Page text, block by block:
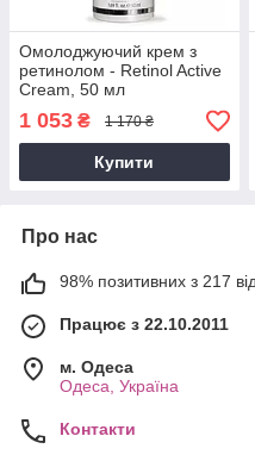
Омолоджуючий крем з
ретинолом - Retinol Active
Cream, 50 мл
1 053 ₴ 1 170 ₴
Купити
Про нас
98% позитивних з 217
Працює з 22.10.2011
м. Одеса
Одеса, Україна
Контакти